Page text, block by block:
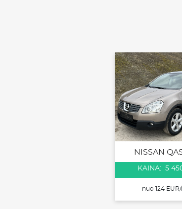
NISSAN
KAINA: 5
nuo 124 EUR/